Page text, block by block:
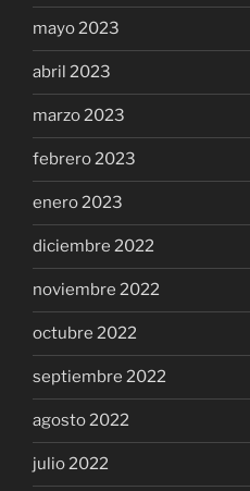
mayo 2023
abril 2023
marzo 2023
febrero 2023
enero 2023
diciembre 2022
noviembre 2022
octubre 2022
septiembre 2022
agosto 2022
julio 2022